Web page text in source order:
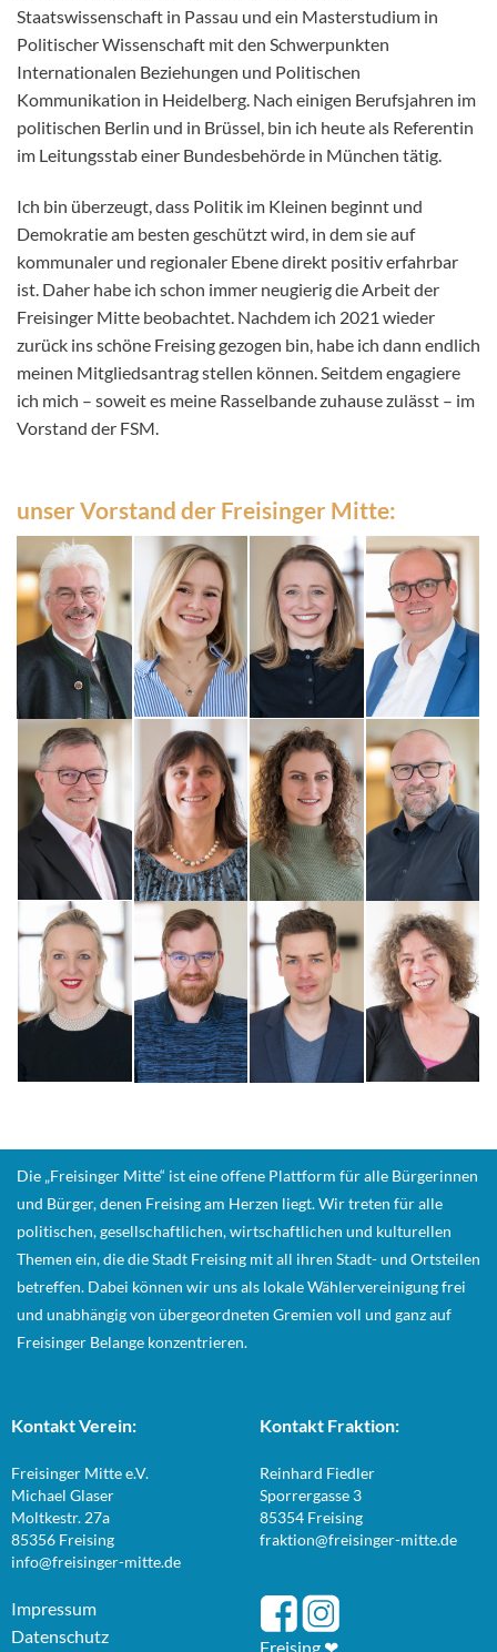
Staatswissenschaft in Passau und ein Masterstudium in
Politischer Wissenschaft mit den Schwerpunkten
Internationalen Beziehungen und Politischen
Kommunikation in Heidelberg. Nach einigen Berufsjahren im
politischen Berlin und in Brüssel, bin ich heute als Referentin
im Leitungsstab einer Bundesbehörde in München tätig.
Ich bin überzeugt, dass Politik im Kleinen beginnt und
Demokratie am besten geschützt wird, in dem sie auf
kommunaler und regionaler Ebene direkt positiv erfahrbar
ist. Daher habe ich schon immer neugierig die Arbeit der
Freisinger Mitte beobachtet. Nachdem ich 2021 wieder
zurück ins schöne Freising gezogen bin, habe ich dann endlich
meinen Mitgliedsantrag stellen können. Seitdem engagiere
ich mich – soweit es meine Rasselbande zuhause zulässt – im
Vorstand der FSM.
unser Vorstand der Freisinger Mitte:
Die „Freisinger Mitte“ ist eine offene Plattform für alle Bürgerinnen
und Bürger, denen Freising am Herzen liegt. Wir treten für alle
politischen, gesellschaftlichen, wirtschaftlichen und kulturellen
Themen ein, die die Stadt Freising mit all ihren Stadt- und Ortsteilen
betreffen. Dabei können wir uns als lokale Wählervereinigung frei
und unabhängig von übergeordneten Gremien voll und ganz auf
Freisinger Belange konzentrieren.
Kontakt Verein:
Freisinger Mitte e.V.
Michael Glaser
Moltkestr. 27a
85356 Freising
info@freisinger-mitte.de
Kontakt Fraktion:
Reinhard Fiedler
Sporrergasse 3
85354 Freising
fraktion@freisinger-mitte.de
Impressum
Datenschutz
Freising ❤